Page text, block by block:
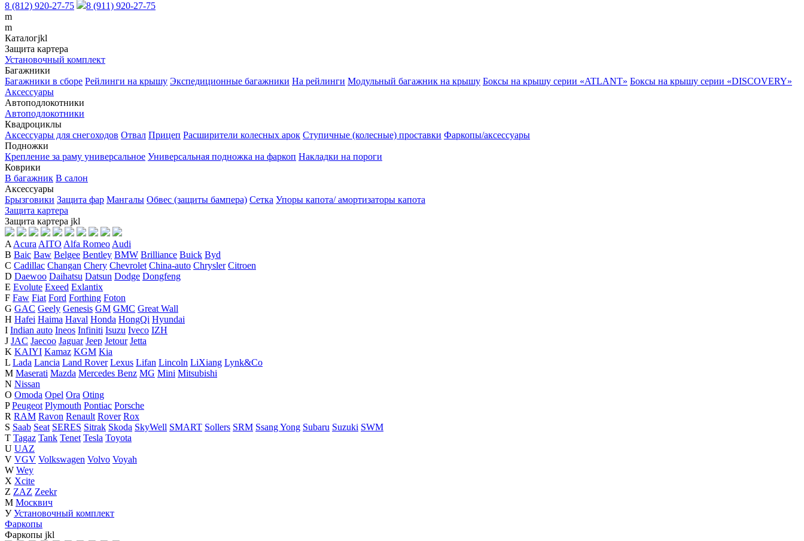
8 (812) 920-27-75
8 (911) 920-27-75
m
m
Каталогjkl
Защита картера
Установочный комплект
Багажники
Багажники в сборе Рейлинги на крышу Экспедиционные багажники На рейлинги Модульный багажник на крышу Боксы на крышу серии «ATLANT» Боксы на крышу серии «DISCOVERY»
Аксессуары
Автоподлокотники
Автоподлокотники
Квадроциклы
Аксессуары для снегоходов Отвал Прицеп Расширители колесных арок Ступичные (колесные) проставки Фаркопы/аксессуары
Подножки
Крепление за раму универсальное Универсальная подножка на фаркоп Накладки на пороги
Коврики
В багажник В салон
Аксессуары
Брызговики Защита фар Мангалы Обвес (защиты бампера) Сетка Упоры капота/ амортизаторы капота
Защита картера
Защита картера jkl
AAcuraAITO Alfa RomeoAudi
B Baic Baw Belgee Bentley BMW Brilliance Buick Byd
C Cadillac Changan Chery Chevrolet China-auto Chrysler Citroen
D Daewoo Daihatsu Datsun Dodge Dongfeng
E Evolute Exeed Exlantix
F Faw Fiat Ford Forthing Foton
G GAC Geely Genesis GM GMC Great Wall
H Hafei Haima Haval Honda HongQi Hyundai
I Indian auto Ineos Infiniti Isuzu Iveco IZH
J JAC Jaecoo Jaguar Jeep Jetour Jetta
K KAIYI Kamaz KGM Kia
L Lada Lancia Land Rover Lexus Lifan Lincoln LiXiang Lynk&Co
M Maserati Mazda Mercedes Benz MG Mini Mitsubishi
N Nissan
O Omoda Opel Ora Oting
P Peugeot Plymouth Pontiac Porsche
R RAM Ravon Renault Rover Rox
S Saab Seat SERES Sitrak Skoda SkyWell SMART Sollers SRM Ssang Yong Subaru Suzuki SWM
T Tagaz Tank Tenet Tesla Toyota
U UAZ
V VGV Volkswagen Volvo Voyah
W Wey
X Xcite
Z ZAZ Zeekr
М Москвич
У Установочный комплект
Фаркопы
Фаркопы jkl